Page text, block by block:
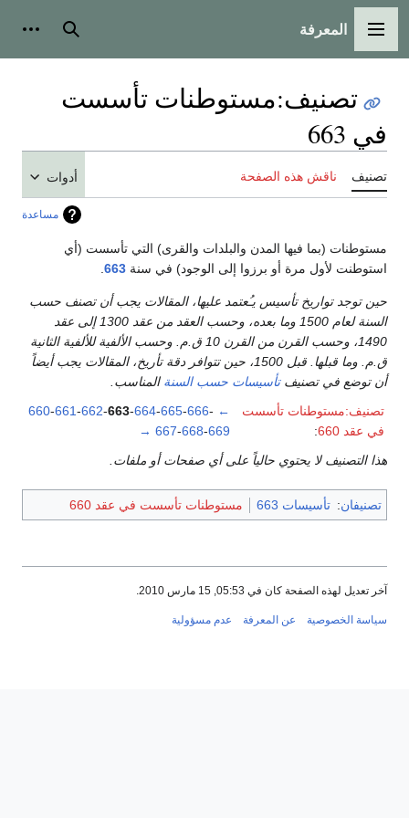
القائمة الرئيسية
المعرفة بحث
تصنيف:مستوطنات تأسست
في 663
تصنيف ناقش هذه الصفحة أدوات
مساعدة
مستوطنات (بما فيها المدن والبلدات والقرى) التي تأسست (أي
استوطنت لأول مرة أو برزوا إلى الوجود) في سنة 663
حين توجد تواريخ تأسيس يـُعتمد عليها، المقالات يجب أن تصنف حسب
السنة لعام 1500 وما بعده، وحسب العقد من عقد 1300 إلى عقد
1490، وحسب القرن من القرن 10 ق.م. وحسب الألفية للألفية الثانية
ق.م. وما قبلها. قبل 1500، حين تتوافر دقة تأريخ، المقالات يجب أيضاً
أن توضع في تصنيفتأسيسات حسب السنة المناسب.
تصنيف:مستوطنات تأسست
في عقد 660
:
←
660-661-662-663-664-665-666-
667-668-669
→
هذا التصنيف لا يحتوي حالياً على أي صفحات أو ملفات.
تصنيفان: تأسيسات 663 مستوطنات تأسست في عقد 660
آخر تعديل لهذه الصفحة كان في 05:53, 15 مارس 2010.
سياسة الخصوصية عن المعرفة عدم مسؤولية